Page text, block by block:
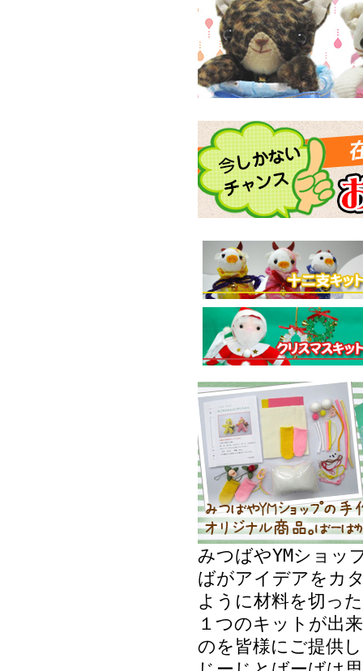
みつばやYMショッ
ばがアイデアをカ
ように材料を切っ
１つのキットが出
のを皆様にご提供